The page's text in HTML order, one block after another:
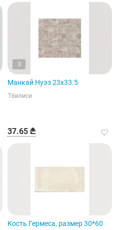
3
Манкай Нуэз 23x33.5
Тбилиси
37.65 ₾
Кость Гермеса, размер 30*60